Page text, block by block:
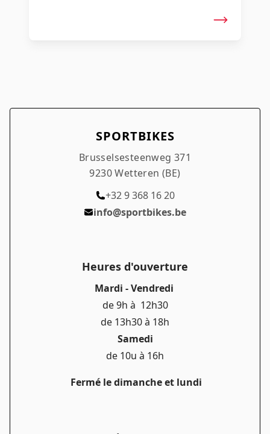
qu'un avec lui, incroyablement réactif, fluide
SPORTBIKES
Brusselsesteenweg 371
9230 Wetteren (BE)
+32 9 368 16 20
info@sportbikes.be
Heures d'ouverture
Mardi - Vendredi
de 9h à 12h30
de 13h30 à 18h
Samedi
de 10u à 16h
Fermé le dimanche et lundi